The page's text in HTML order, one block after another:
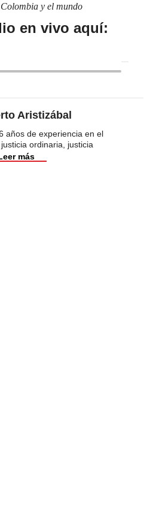
y el mundo
en vivo aquí:
Aristizábal
años de experiencia en el
ordinaria, justicia
más